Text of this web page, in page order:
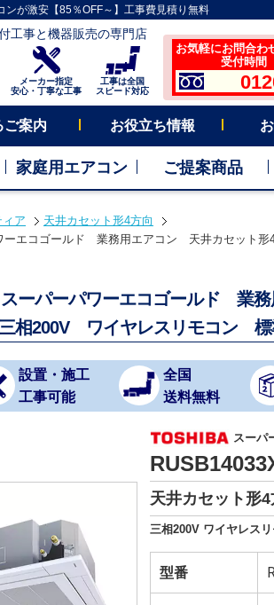
ンが激安【85％OFF～】工事費見積り無料
工事と機器販売の専門店
メーカー指定
安心・丁寧な工事
工事は全国
スピード対応
お気軽にお問合わ
受付時間
ご案内 お役立ち情報
家庭用エアコン ご提案商品
ア
天井カセット形4方向
エコゴールド 業務用エアコン 天井カセット形
ーパーパワーエコゴールド 業
200V ワイヤレスリモコン 標
設置・施工
工事可能
全国
送料無料
スーパ
天井カセット形
三相200V ワイヤレス
型番